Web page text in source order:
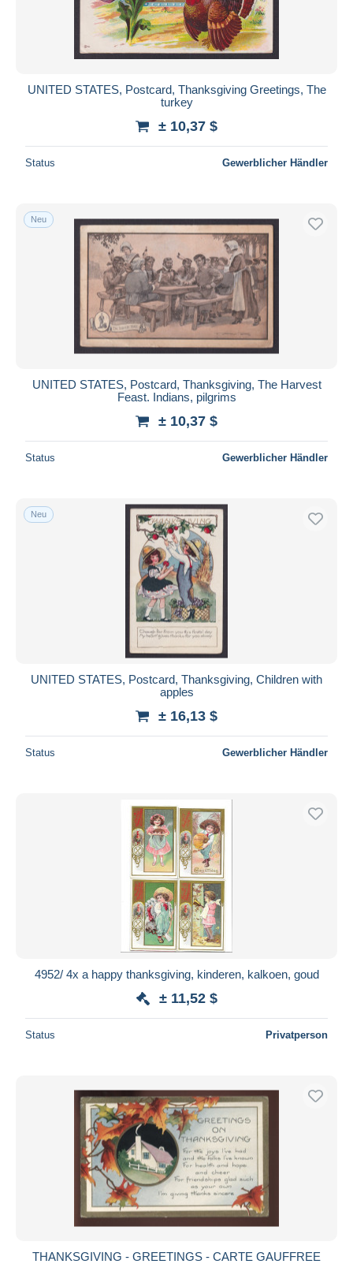
UNITED STATES, Postcard, Thanksgiving Greetings, The
turkey
± 10,37 $
Status Gewerblicher Händler
Neu
UNITED STATES, Postcard, Thanksgiving, The Harvest
Feast. Indians, pilgrims
± 10,37 $
Status Gewerblicher Händler
Neu
UNITED STATES, Postcard, Thanksgiving, Children with
apples
± 16,13 $
Status Gewerblicher Händler
4952/ 4x a happy thanksgiving, kinderen, kalkoen, goud
± 11,52 $
Status Privatperson
THANKSGIVING - GREETINGS - CARTE GAUFFREE